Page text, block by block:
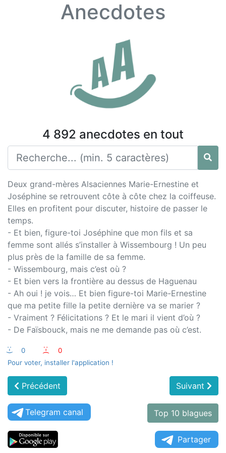
Anecdotes
4 892 anecdotes en tout
Deux grand-mères Alsaciennes Marie-Ernestine et
Joséphine se retrouvent côte à côte chez la coiffeuse.
Elles en profitent pour discuter, histoire de passer le
temps.
- Et bien, figure-toi Joséphine que mon fils et sa
femme sont allés s’installer à Wissembourg ! Un peu
plus près de la famille de sa femme.
- Wissembourg, mais c’est où ?
- Et bien vers la frontière au dessus de Haguenau
- Ah oui ! je vois… Et bien figure-toi Marie-Ernestine
que ma petite fille la petite dernière va se marier ?
- Vraiment ? Félicitations ? Et le mari il vient d’où ?
- De Faïsbouck, mais ne me demande pas où c’est.
:-) 0 :-(
0
Pour voter, installer l'application !
Précédent Suivant
Telegram canal Top 10 blagues
Partager